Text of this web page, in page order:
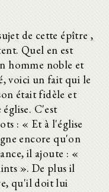
de cette épître ,
Quel en est
homme noble et
voici un fait qui le
était fidèle et
C'est
: « Et à l'église
encore qu'on
il ajoute : «
». De plus il
qu'il doit lui